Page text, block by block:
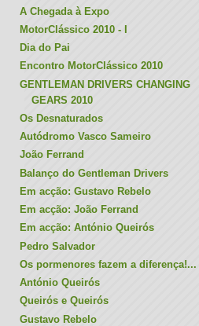
A Chegada à Expo
MotorClássico 2010 - I
Dia do Pai
Encontro MotorClássico 2010
GENTLEMAN DRIVERS CHANGING
GEARS 2010
Os Desnaturados
Autódromo Vasco Sameiro
João Ferrand
Balanço do Gentleman Drivers
Em acção: Gustavo Rebelo
Em acção: João Ferrand
Em acção: António Queirós
Pedro Salvador
Os pormenores fazem a diferença!...
António Queirós
Queirós e Queirós
Gustavo Rebelo